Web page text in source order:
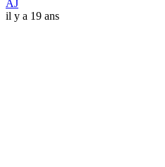
AJ
il y a 19 ans